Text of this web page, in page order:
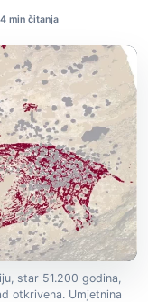
4 min čitanja
star 51.200 godina,
otkrivena. Umjetnina